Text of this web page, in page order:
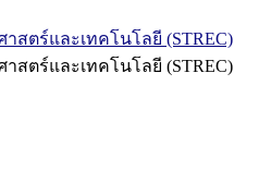
สตร์และเทคโนโลยี (STREC)
สตร์และเทคโนโลยี (STREC)